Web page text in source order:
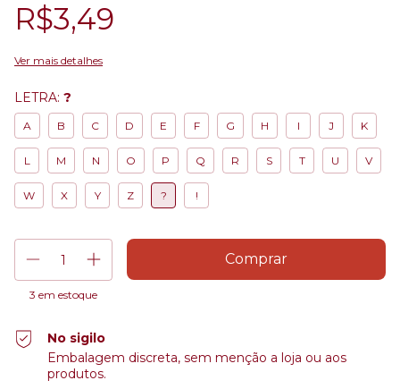
R$3,49
Ver mais detalhes
LETRA: ?
A B C D E F G H I J K
L M N O P Q R S T U V
W X Y Z ? !
3 em estoque
No sigilo
Embalagem discreta, sem menção a loja ou aos
produtos.